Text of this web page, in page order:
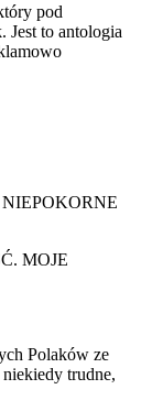
pod
Jest to antologia
MOJE
Polaków ze
trudne,